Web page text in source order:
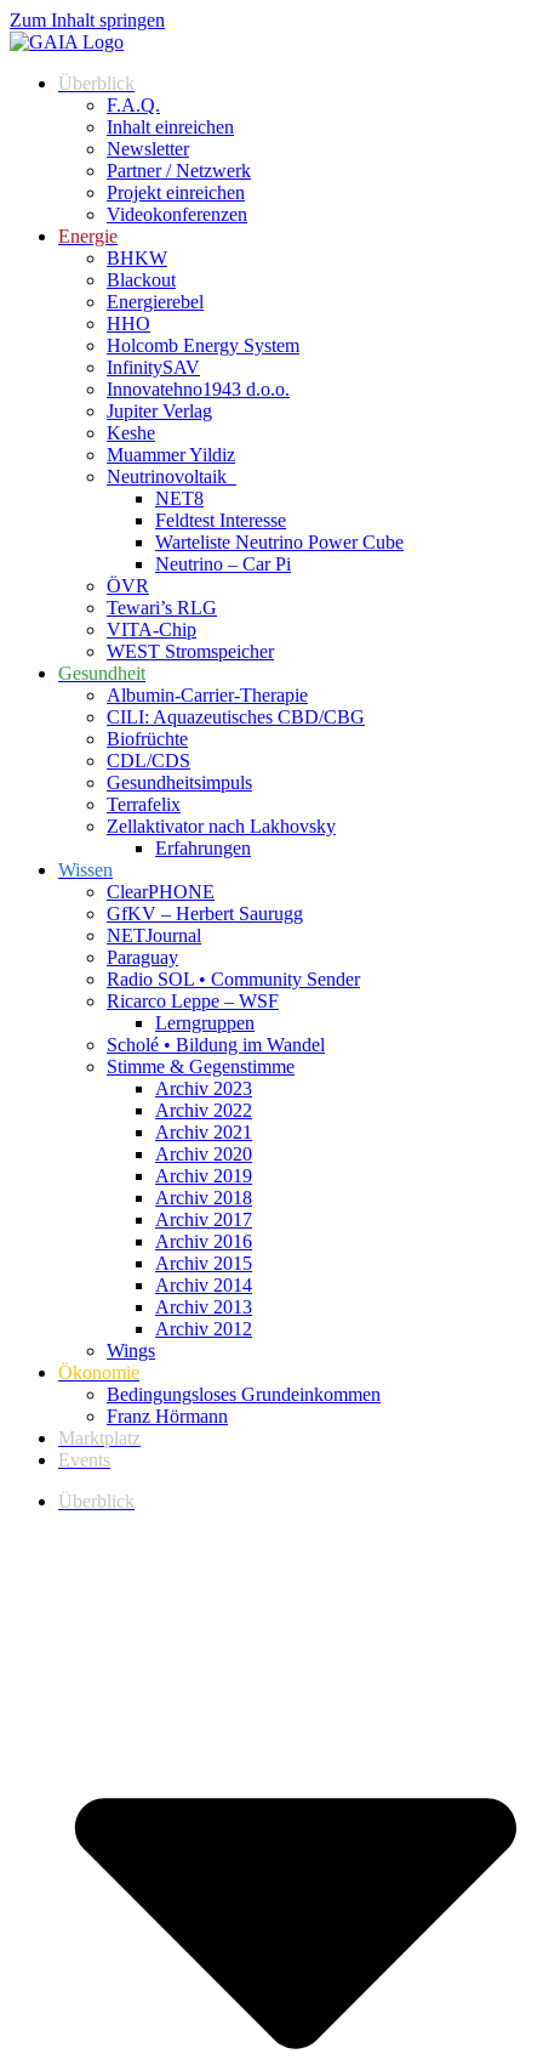
Zum Inhalt springen
Überblick
F.A.Q.
Inhalt einreichen
Newsletter
Partner / Netzwerk
Projekt einreichen
Videokonferenzen
Energie
BHKW
Blackout
Energierebel
HHO
Holcomb Energy System
InfinitySAV
Innovatehno1943 d.o.o.
Jupiter Verlag
Keshe
Muammer Yildiz
Neutrinovoltaik
NET8
Feldtest Interesse
Warteliste Neutrino Power Cube
Neutrino – Car Pi
ÖVR
Tewari’s RLG
VITA-Chip
WEST Stromspeicher
Gesundheit
Albumin-Carrier-Therapie
CILI: Aquazeutisches CBD/CBG
Biofrüchte
CDL/CDS
Gesundheitsimpuls
Terrafelix
Zellaktivator nach Lakhovsky
Erfahrungen
Wissen
ClearPHONE
GfKV – Herbert Saurugg
NETJournal
Paraguay
Radio SOL • Community Sender
Ricarco Leppe – WSF
Lerngruppen
Scholé • Bildung im Wandel
Stimme & Gegenstimme
Archiv 2023
Archiv 2022
Archiv 2021
Archiv 2020
Archiv 2019
Archiv 2018
Archiv 2017
Archiv 2016
Archiv 2015
Archiv 2014
Archiv 2013
Archiv 2012
Wings
Ökonomie
Bedingungsloses Grundeinkommen
Franz Hörmann
Marktplatz
Events
Überblick